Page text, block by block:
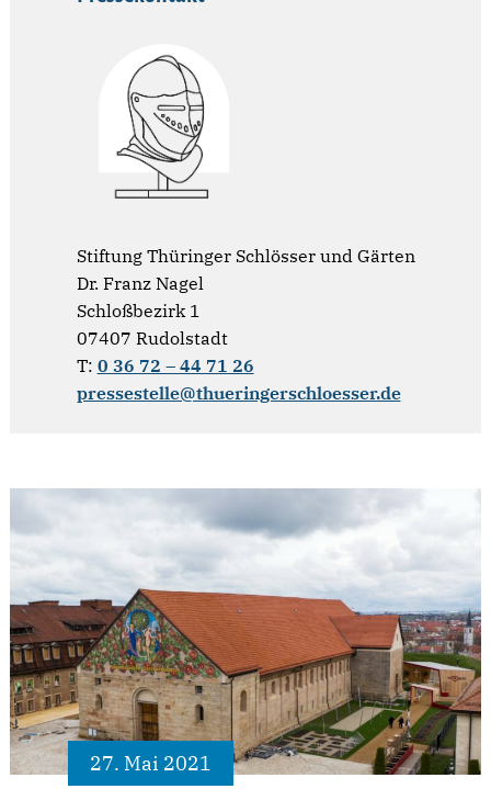
Stiftung Thüringer Schlösser und Gärten
Dr. Franz Nagel
Schloßbezirk 1
07407 Rudolstadt
T: 0 36 72 – 44 71 26
pressestelle@thueringerschloesser.de
27. Mai 2021